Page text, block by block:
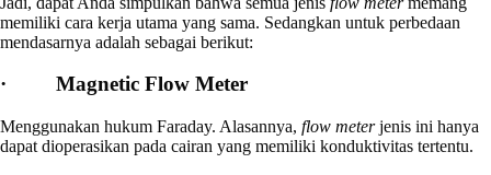
memiliki cara kerja utama yang sama. Sedangkan untuk perbedaan
mendasarnya adalah sebagai berikut:
· Magnetic Flow Meter
Menggunakan hukum Faraday. Alasannya, flow meterjenis ini hanya
dapat dioperasikan pada cairan yang memiliki konduktivitas tertentu.